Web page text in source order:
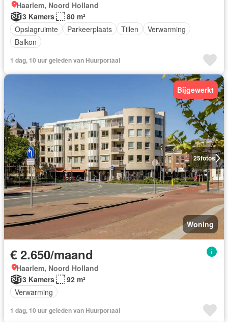
Haarlem, Noord Holland
3 Kamers
80 m²
Opslagruimte
Parkeerplaats Tillen
Verwarming
Balkon
1 dag, 10 uur geleden van Huurportaal
25fotos
Bijgewerkt
Woning
€ 2.650/maand
Haarlem, Noord Holland
3 Kamers
92 m²
Verwarming
1 dag, 10 uur geleden van Huurportaal